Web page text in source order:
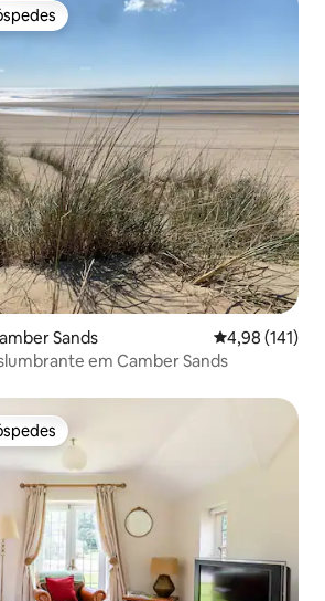
dos hóspedes
Sands 4,98 de uma
4,98 (141)
em Camber Sands
dos hóspedes